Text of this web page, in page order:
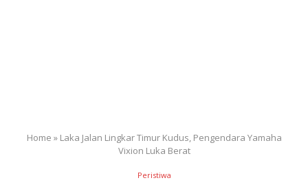
Home » Laka Jalan Lingkar Timur Kudus, Pengendara Yamaha
Vixion Luka Berat
Peristiwa